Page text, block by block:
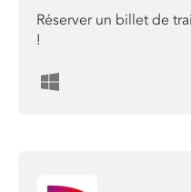
Réserver un billet de
!